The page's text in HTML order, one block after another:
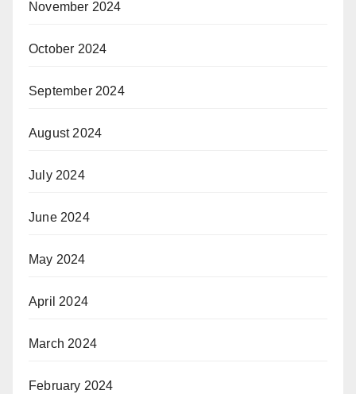
November 2024
October 2024
September 2024
August 2024
July 2024
June 2024
May 2024
April 2024
March 2024
February 2024